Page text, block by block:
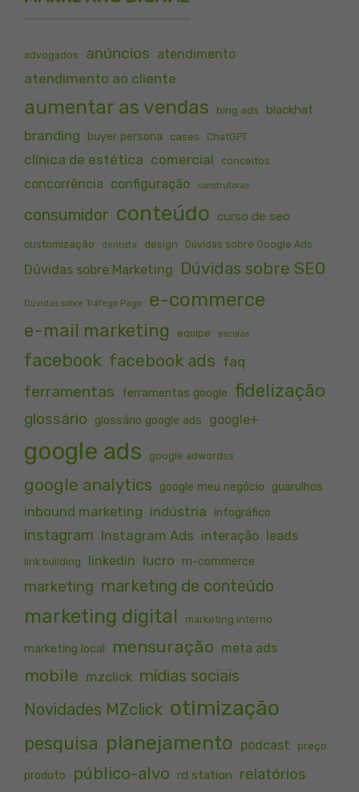
advogados anúncios atendimento
atendimento ao cliente
aumentar as vendas bing ads blackhat
branding buyer persona cases ChatGPT
clínica de estética comercial conceitos
concorrência configuração construtoras
consumidor conteúdo curso de seo
customização dentista design Dúvidas sobre Google Ads
Dúvidas sobre Marketing Dúvidas sobre SEO
Dúvidas sobre Tráfego Pago e-commerce
e-mail marketing equipe escolas
facebook facebook ads faq
ferramentas ferramentas google fidelização
glossário glossário google ads google+
google ads google adwordss
google analytics google meu negócio guarulhos
inbound marketing indústria infográfico
instagram Instagram Ads interação leads
link building linkedin lucro m-commerce
marketing marketing de conteúdo
marketing digital marketing interno
marketing local mensuração meta ads
mobile mzclick mídias sociais
Novidades MZclick otimização
pesquisa planejamento podcast preço
produto público-alvo rd station relatórios